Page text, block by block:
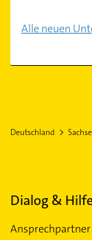
Alle neuen
Deutschland
Dialog &
Ansprechpartner